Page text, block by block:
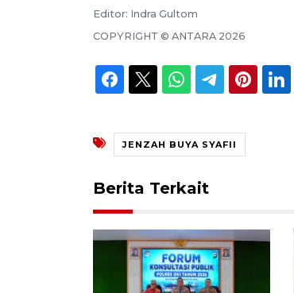
Editor: Indra Gultom
COPYRIGHT © ANTARA 2026
JENZAH BUYA SYAFII
Berita Terkait